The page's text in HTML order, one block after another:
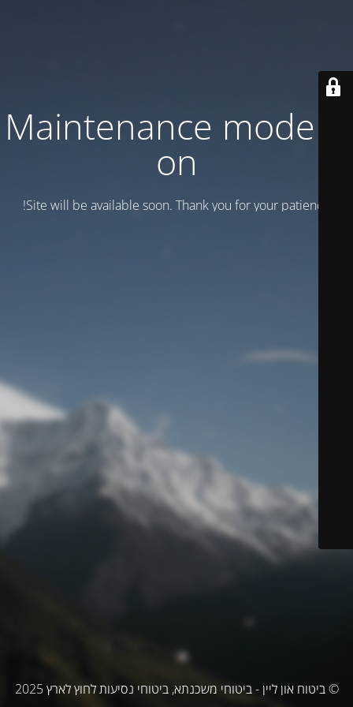
Maintenance mode is
on
Site will be available soon. Thank you for your patience!
© ביטוח און ליין - ביטוחי משכנתא, ביטוחי נסיעות לחוץ לארץ 2025